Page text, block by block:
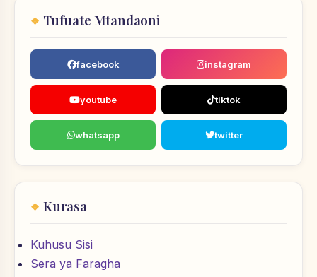
Tufuate Mtandaoni
facebook instagram
youtube tiktok
whatsapp twitter
Kurasa
Kuhusu Sisi
Sera ya Faragha